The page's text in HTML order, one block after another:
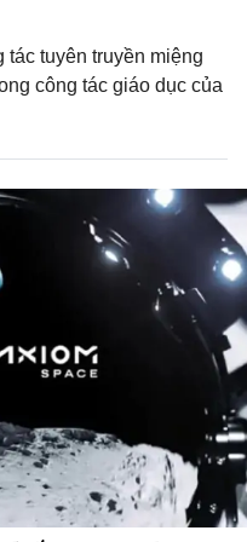
tuyên truyền miệng
công tác giáo dục của